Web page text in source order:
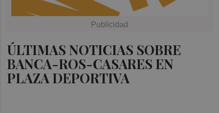
ÚLTIMAS NOTICIAS SOBRE
BANCA-ROS-CASARES EN
PLAZA DEPORTIVA